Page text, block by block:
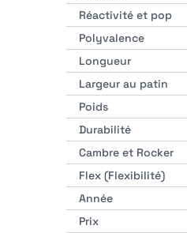
Réactivité et pop
Polyvalence
Longueur
Largeur au patin
Poids
Durabilité
Cambre et Rocker
Flex (Flexibilité)
Année
Prix